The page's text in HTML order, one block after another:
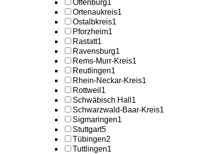
Offenburg1
Ortenaukreis1
Ostalbkreis1
Pforzheim1
Rastatt1
Ravensburg1
Rems-Murr-Kreis1
Reutlingen1
Rhein-Neckar-Kreis1
Rottweil 1
Schwäbisch Hall 1
Schwarzwald-Baar-Kreis1
Sigmaringen1
Stuttgart5
Tübingen2
Tuttlingen1